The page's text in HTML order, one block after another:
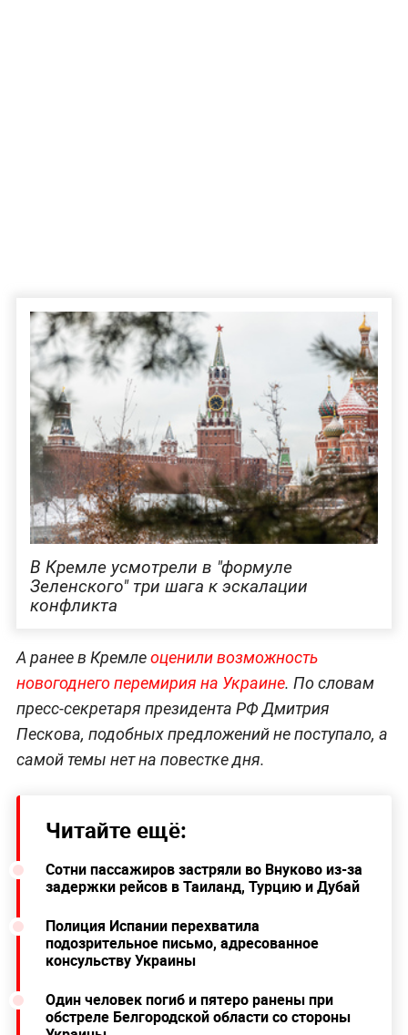
В Кремле усмотрели в "формуле
Зеленского" три шага к эскалации
конфликта
А ранее в Кремлеоценили возможность
новогоднего перемирия на Украине. По словам
пресс-секретаря президента РФ Дмитрия
Пескова, подобных предложений не поступало, а
самой темы нет на повестке дня.
Читайте ещё:
Сотни пассажиров застряли во Внуково из-за
задержки рейсов в Таиланд, Турцию и Дубай
Полиция Испании перехватила
подозрительное письмо, адресованное
консульству Украины
Один человек погиб и пятеро ранены при
обстреле Белгородской области со стороны